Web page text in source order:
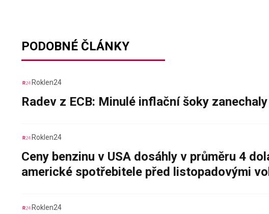
PODOBNÉ ČLÁNKY
Roklen24
Radev z ECB: Minulé inflační šoky
Roklen24
Ceny benzinu v USA dosáhly v průměru 4
americké spotřebitele před listopadovými
Roklen24